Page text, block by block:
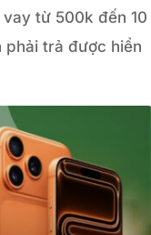
từ 500k đến 10
phải trả được hiển